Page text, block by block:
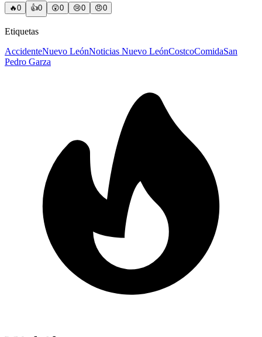
🔥0 👍0 😲0 😢0 😠0
Etiquetas
AccidenteNuevo LeónNoticias Nuevo LeónCostcoComidaSan
Pedro Garza